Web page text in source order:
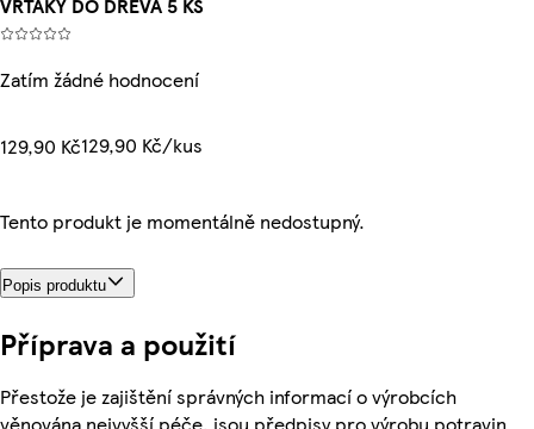
Zatím žádné hodnocení
129,90 Kč129,90 Kč/kus
Tento produkt je momentálně nedostupný.
Popis produktu
Příprava a použití
Přestože je zajištění správných informací o výrobcích
věnována nejvyšší péče, jsou předpisy pro výrobu potravin